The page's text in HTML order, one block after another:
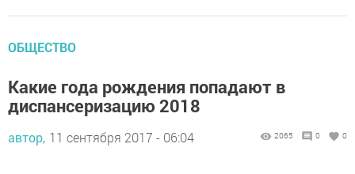
ОБЩЕСТВО
Какие года рождения попадают в
диспансеризацию 2018
автор, 11 сентября 2017 - 06:04 2065 0 0